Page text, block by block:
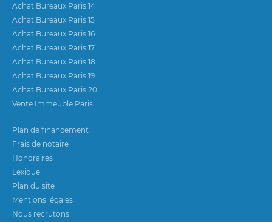
Achat Bureaux Paris 14
Achat Bureaux Paris 15
Achat Bureaux Paris 16
Achat Bureaux Paris 17
Achat Bureaux Paris 18
Achat Bureaux Paris 19
Achat Bureaux Paris 20
Vente Immeuble Paris
Plan de financement
Frais de notaire
Honoraires
Lexique
Plan du site
Mentions légales
Nous recrutons